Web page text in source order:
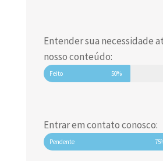
Entender sua necessidade
nosso conteúdo:
Feito 50%
Entrar em contato conosco:
Pendente